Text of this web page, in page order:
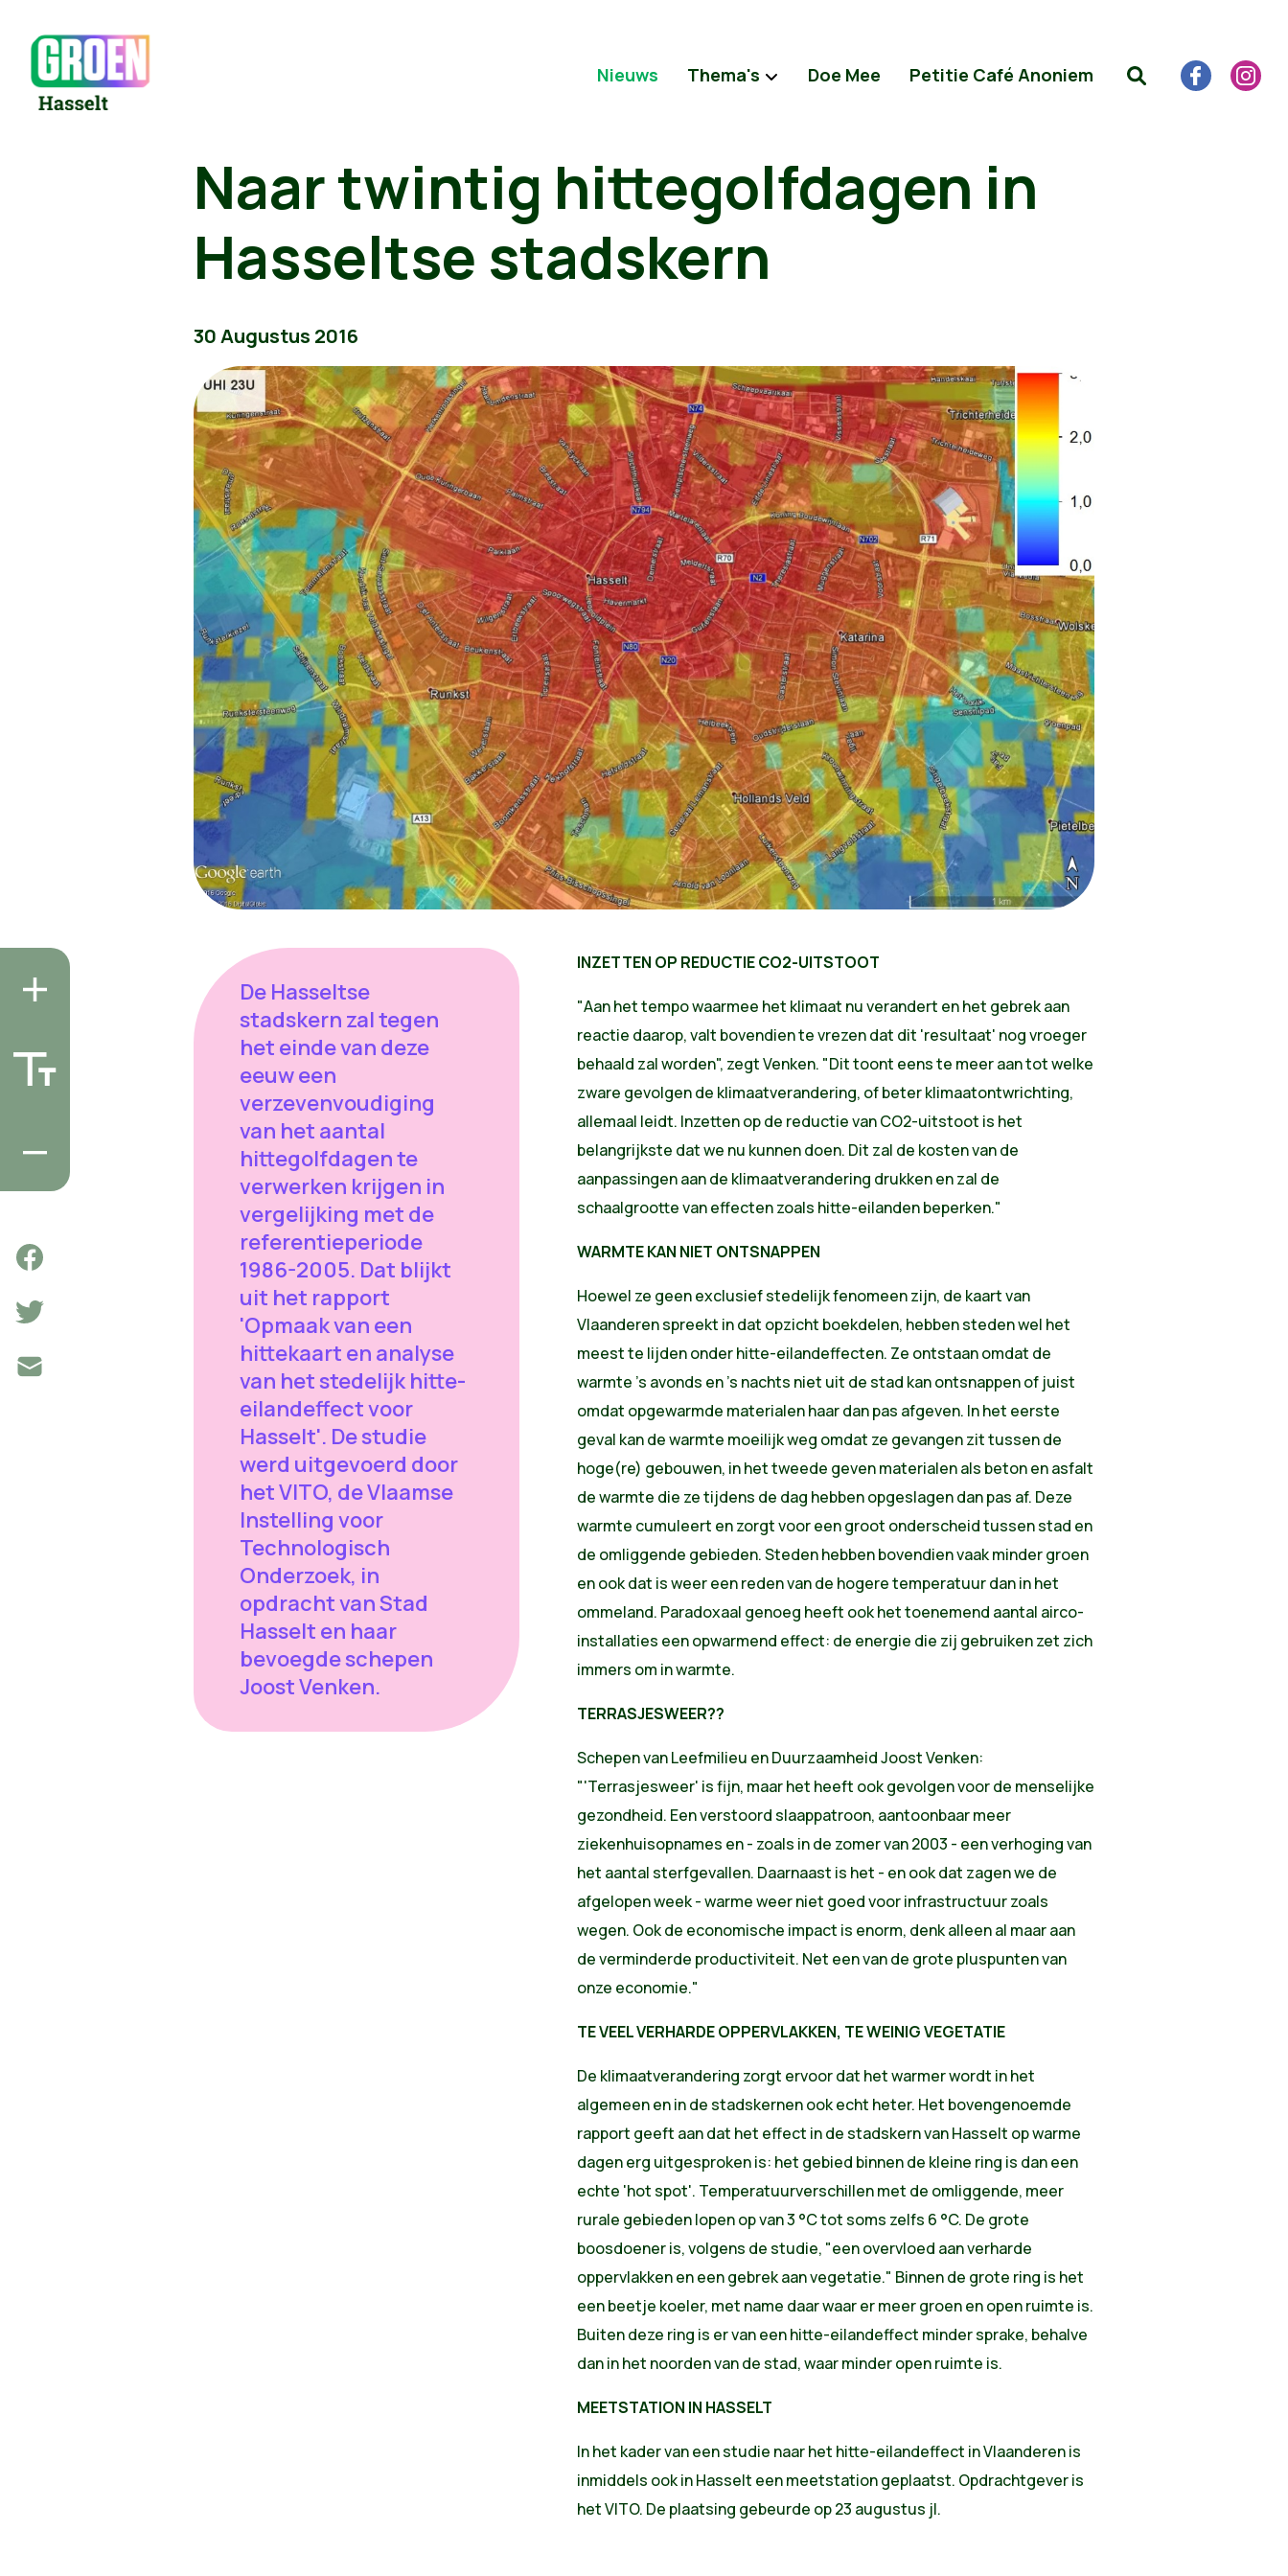
Nieuws Thema's Doe Mee Petitie Café Anoniem
Naar twintig hittegolfdagen in
Hasseltse stadskern
30 Augustus 2016
De Hasseltse
stadskern zal tegen
het einde van deze
eeuw een
verzevenvoudiging
van het aantal
hittegolfdagen te
verwerken krijgen in
vergelijking met de
referentieperiode
1986-2005. Dat blijkt
uit het rapport
'Opmaak van een
hittekaart en analyse
van het stedelijk hitte-
eilandeffect voor
Hasselt'. De studie
werd uitgevoerd door
het VITO, de Vlaamse
Instelling voor
Technologisch
Onderzoek, in
opdracht van Stad
Hasselt en haar
bevoegde schepen
Joost Venken.
INZETTEN OP REDUCTIE CO2-UITSTOOT
"Aan het tempo waarmee het klimaat nu verandert en het gebrek aan
reactie daarop, valt bovendien te vrezen dat dit 'resultaat' nog vroeger
behaald zal worden", zegt Venken. "Dit toont eens te meer aan tot welke
zware gevolgen de klimaatverandering, of beter klimaatontwrichting,
allemaal leidt. Inzetten op de reductie van CO2-uitstoot is het
belangrijkste dat we nu kunnen doen. Dit zal de kosten van de
aanpassingen aan de klimaatverandering drukken en zal de
schaalgrootte van effecten zoals hitte-eilanden beperken."
WARMTE KAN NIET ONTSNAPPEN
Hoewel ze geen exclusief stedelijk fenomeen zijn, de kaart van
Vlaanderen spreekt in dat opzicht boekdelen, hebben steden wel het
meest te lijden onder hitte-eilandeffecten. Ze ontstaan omdat de
warmte 's avonds en 's nachts niet uit de stad kan ontsnappen of juist
omdat opgewarmde materialen haar dan pas afgeven. In het eerste
geval kan de warmte moeilijk weg omdat ze gevangen zit tussen de
hoge(re) gebouwen, in het tweede geven materialen als beton en asfalt
de warmte die ze tijdens de dag hebben opgeslagen dan pas af. Deze
warmte cumuleert en zorgt voor een groot onderscheid tussen stad en
de omliggende gebieden. Steden hebben bovendien vaak minder groen
en ook dat is weer een reden van de hogere temperatuur dan in het
ommeland. Paradoxaal genoeg heeft ook het toenemend aantal airco-
installaties een opwarmend effect: de energie die zij gebruiken zet zich
immers om in warmte.
TERRASJESWEER??
Schepen van Leefmilieu en Duurzaamheid Joost Venken:
"'Terrasjesweer' is fijn, maar het heeft ook gevolgen voor de menselijke
gezondheid. Een verstoord slaappatroon, aantoonbaar meer
ziekenhuisopnames en - zoals in de zomer van 2003 - een verhoging van
het aantal sterfgevallen. Daarnaast is het - en ook dat zagen we de
afgelopen week - warme weer niet goed voor infrastructuur zoals
wegen. Ook de economische impact is enorm, denk alleen al maar aan
de verminderde productiviteit. Net een van de grote pluspunten van
onze economie."
TE VEEL VERHARDE OPPERVLAKKEN, TE WEINIG VEGETATIE
De klimaatverandering zorgt ervoor dat het warmer wordt in het
algemeen en in de stadskernen ook echt heter. Het bovengenoemde
rapport geeft aan dat het effect in de stadskern van Hasselt op warme
dagen erg uitgesproken is: het gebied binnen de kleine ring is dan een
echte 'hot spot'. Temperatuurverschillen met de omliggende, meer
rurale gebieden lopen op van 3 °C tot soms zelfs 6 °C. De grote
boosdoener is, volgens de studie, "een overvloed aan verharde
oppervlakken en een gebrek aan vegetatie." Binnen de grote ring is het
een beetje koeler, met name daar waar er meer groen en open ruimte is.
Buiten deze ring is er van een hitte-eilandeffect minder sprake, behalve
dan in het noorden van de stad, waar minder open ruimte is.
MEETSTATION IN HASSELT
In het kader van een studie naar het hitte-eilandeffect in Vlaanderen is
inmiddels ook in Hasselt een meetstation geplaatst. Opdrachtgever is
het VITO. De plaatsing gebeurde op 23 augustus jl.